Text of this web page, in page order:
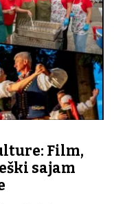
Film,
sajam